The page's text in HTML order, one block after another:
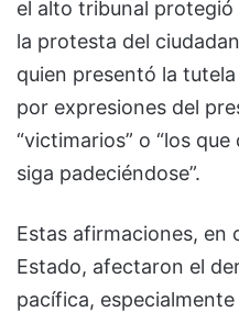
el alto tribunal
la protesta del
quien presentó la
por expresiones del
“victimarios” o “los
siga padeciéndose”.
Estas afirmaciones, en
Estado, afectaron el
pacífica,